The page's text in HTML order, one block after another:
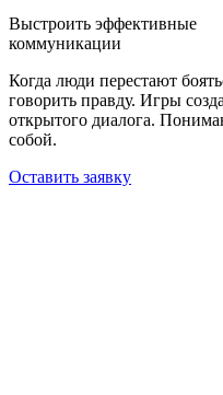
Выстроить эффективные
коммуникации
Когда люди перестают
говорить правду. Игры
открытого диалога.
собой.
Оставить заявку